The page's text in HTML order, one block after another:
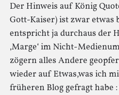
Der Hinweis auf König
Gott-Kaiser) ist zwar etwas
entspricht ja durchaus der
‚Marge‘ im Nicht-
zögern alles Andere
wieder auf Etwas,was ich
früheren Blog gefragt habe